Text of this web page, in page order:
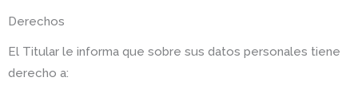
Derechos
El Titular le informa que sobre sus datos personales tiene
derecho a: